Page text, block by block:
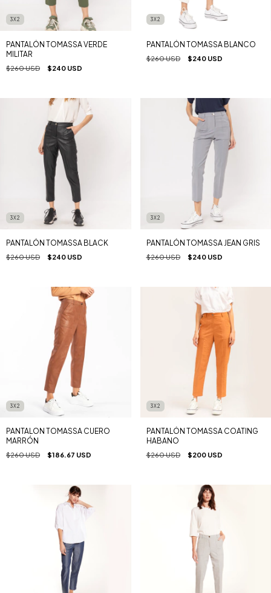
3X2
PANTALÓN TOMASSA VERDE
MILITAR
$260 USD $240 USD
3X2
PANTALÓN TOMASSA BLANCO
$260 USD $240 USD
3X2
PANTALÓN TOMASSA BLACK
$260 USD $240 USD
3X2
PANTALÓN TOMASSA JEAN GRIS
$260 USD $240 USD
3X2
PANTALON TOMASSA CUERO
MARRÓN
$260 USD $186.67 USD
3X2
PANTALÓN TOMASSA COATING
HABANO
$260 USD $200 USD